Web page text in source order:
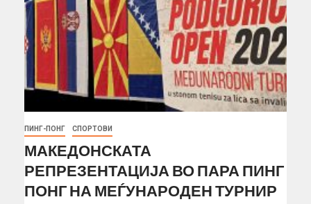
ПИНГ-ПОНГ СПОРТОВИ
МАКЕДОНСКАТА
РЕПРЕЗЕНТАЦИЈА ВО ПАРА ПИНГ
ПОНГ НА МЕЃУНАРОДЕН ТУРНИР